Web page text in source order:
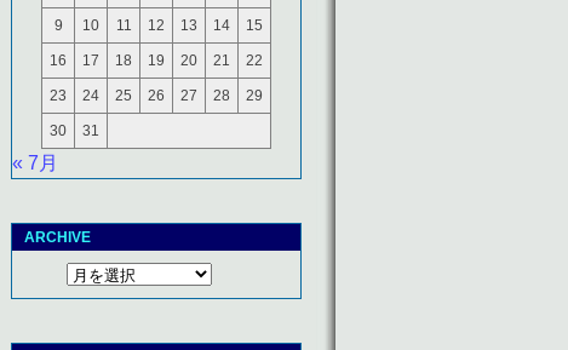
9 10 11 12 13 14 15
16 17 18 19 20 21 22
23 24 25 26 27 28 29
30 31
« 7月
ARCHIVE